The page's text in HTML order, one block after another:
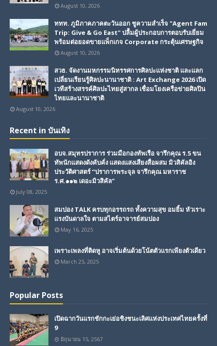
August 10, 2026
ททท. ภูมิภาคภาคตะวันออก ชูความสำเร็จ "Agent Fam
Trip: Give & Go East" ปลื้มผู้ประกอบการตอบรับเยี่ยม
พร้อมต่อยอดขายแพ็กเกจ Corporate กระตุ้นเศรษฐกิจ
August 10, 2026
สวธ. จัดงานมหกรรมนิทรรศการศิลปะแห่งชาติ และแลก
เปลี่ยนเรียนรู้ศิลปะนานาชาติ : Art Exchange 2026 เปิด
เวทีสร้างสรรค์ศิลปะไทยสู่สากล เชื่อมโยงเครือข่ายศิลปิน
ไทยและนานาชาติ
August 10, 2026
Recent in บันเทิง
อบจ.สมุทรปราการ ร่วมมือกองทัพเรือ จารึกคุณ ร.5 ขน
ทัพนักแสดงดังคับคั่ง แสดงแสงเสียงสื่อผสม มิวสิคัลอิง
ประวัติศาสตร์ “ปราการพระจุล จารึกคุณ มหาราช
ร.ศ.๑๑๒ เดอะมิวสิคัล”
July 08, 2025
สมปอง TALK ครบทุกอรรถรถ ทั้งความสุข อมยิ้ม หัวเราะ
แรงบันดาลใจ ตามสไตร์อาจารย์สมปอง
May 16, 2025
เพราะเพลงที่ติดหู อาจเริ่มต้นด้วยโน้ตตัวแรกเพียงตัวเดียว
March 25, 2025
Popular Posts
เปิดฉากวันแรกชักกะเย่อชิงชนะเลิศแห่งประเทศไทยครั้งที่
9
มิถุนายน 15, 2567